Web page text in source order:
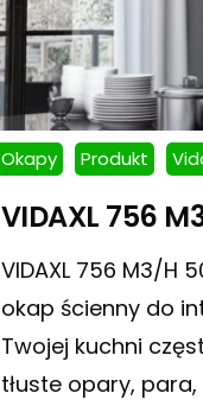
Okapy Produkt
VIDAXL 756
VIDAXL 756 M3/H
okap ścienny do
Twojej kuchni
tłuste opary,